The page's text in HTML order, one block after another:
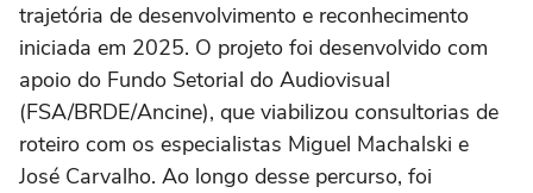
trajetória de desenvolvimento e reconhecimento
iniciada em 2025. O projeto foi desenvolvido com
apoio do Fundo Setorial do Audiovisual
(FSA/BRDE/Ancine), que viabilizou consultorias de
roteiro com os especialistas Miguel Machalski e
José Carvalho. Ao longo desse percurso, foi